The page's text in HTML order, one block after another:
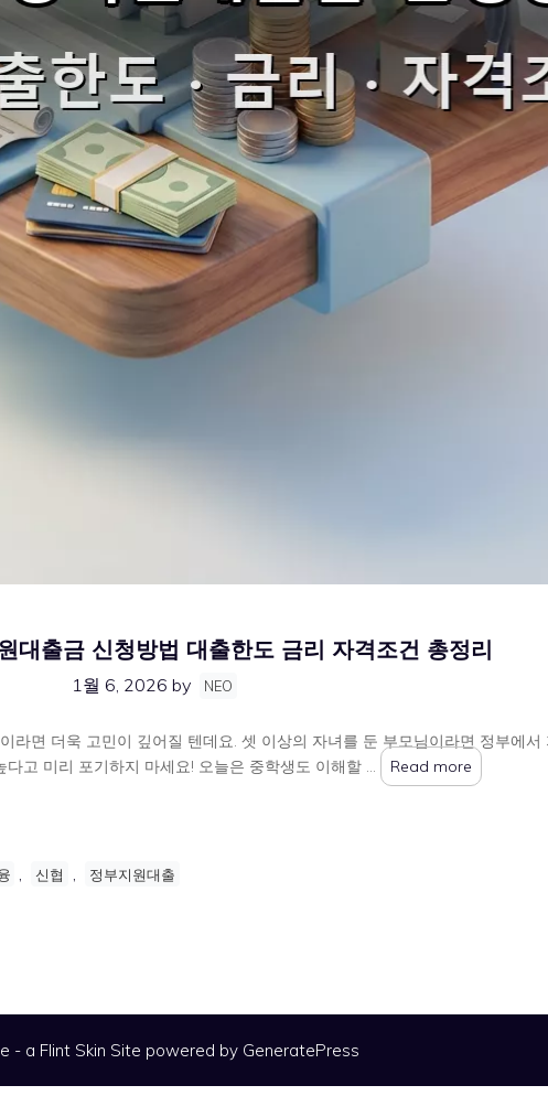
대출금 신청방법 대출한도 금리 자격조건 총정리
1월 6, 2026 by NEO
라면 더욱 고민이 깊어질 텐데요. 셋 이상의 자녀를 둔 부모님이라면 정부에서
고 미리 포기하지 마세요! 오늘은 중학생도 이해할 …
Read more
신협 정부지원대출
- a Flint Skin Site powered by GeneratePress